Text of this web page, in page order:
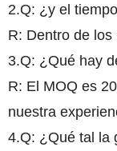
2.Q: ¿y el
R: Dentro de
3.Q: ¿Qué hay
R: El MOQ es
nuestra
4.Q: ¿Qué tal la